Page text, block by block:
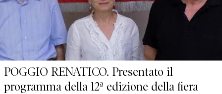
POGGIO RENATICO. Presentato il
programma della 12ª edizione della fiera